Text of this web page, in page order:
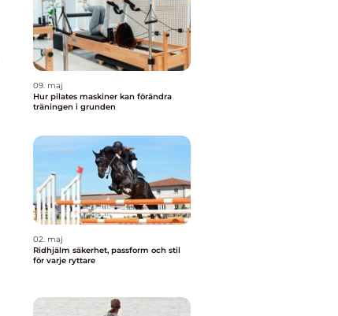
09. maj
Hur pilates maskiner kan förändra
träningen i grunden
02. maj
Ridhjälm säkerhet, passform och stil
för varje ryttare